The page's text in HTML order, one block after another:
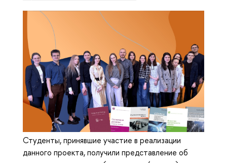
Студенты, принявшие участие в реализации
данного проекта, получили представление об